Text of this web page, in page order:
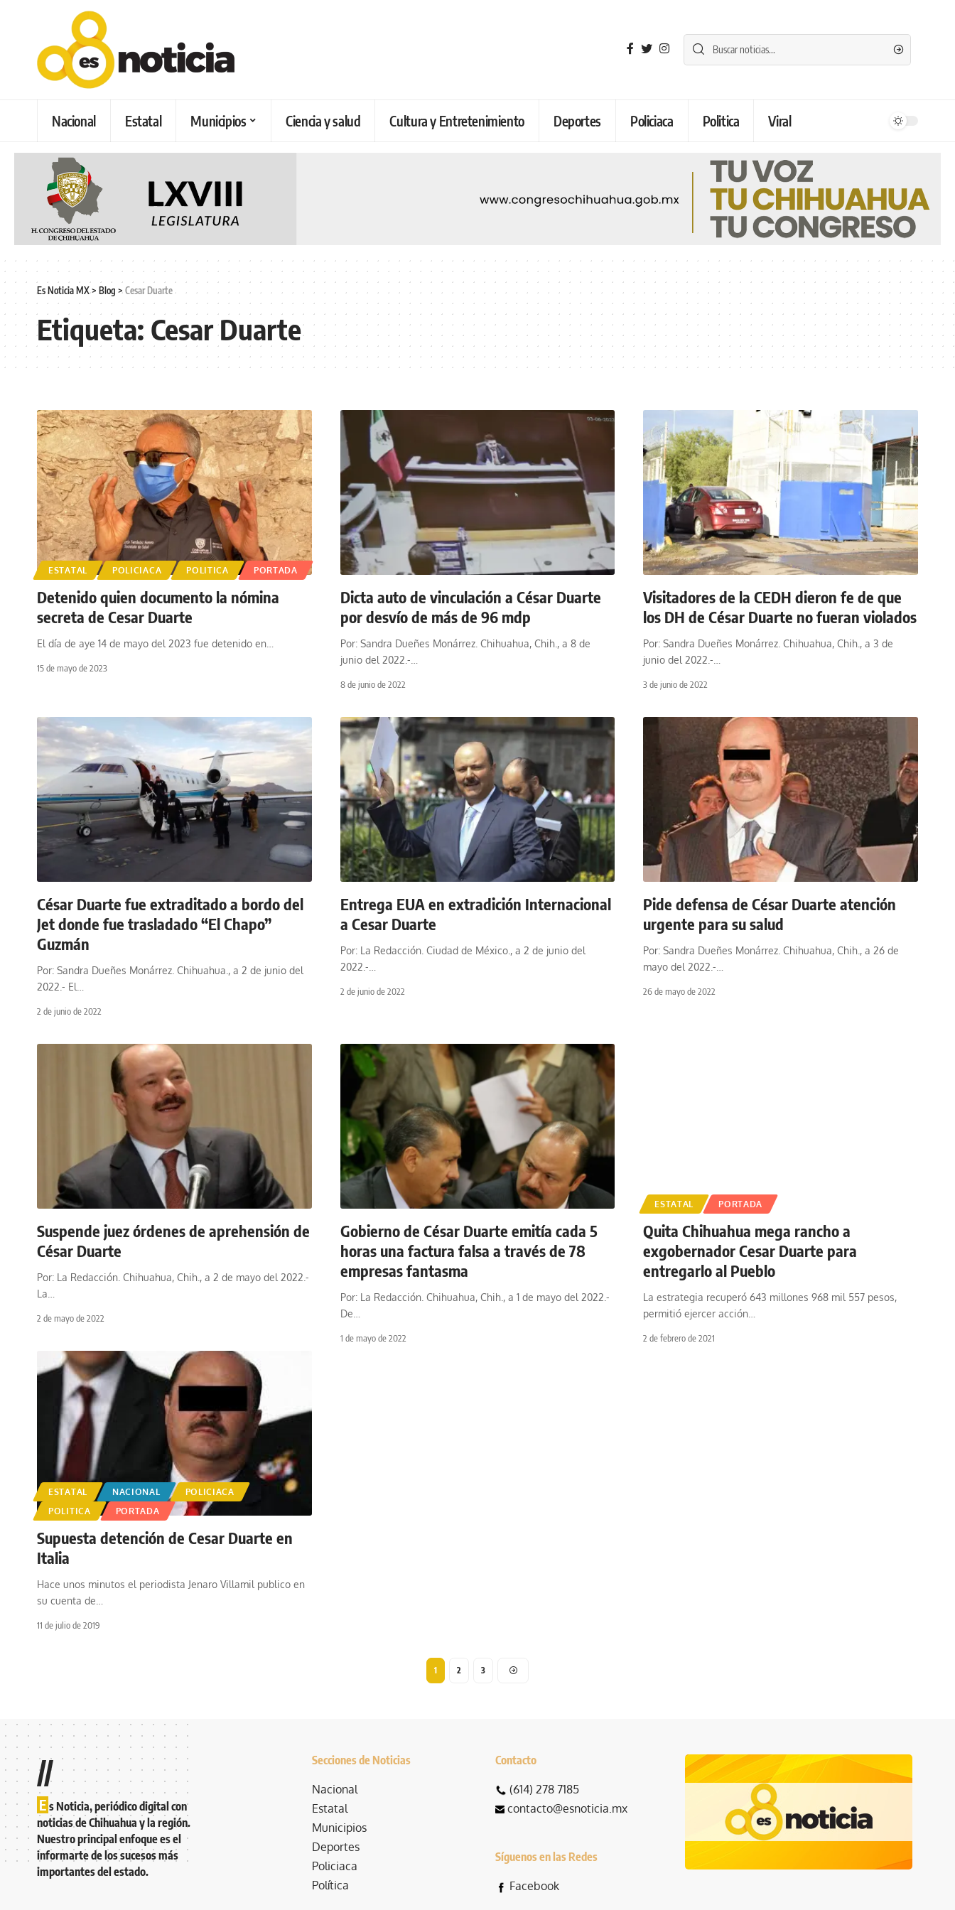
Nacional Estatal Municipios Ciencia y salud Cultura y Entretenimiento Deportes Policiaca Politica Viral
Es Noticia MX> Blog >Cesar Duarte
Etiqueta: Cesar Duarte
ESTATAL POLICIACA POLITICA PORTADA
Detenido quien documento la nómina
secreta de Cesar Duarte
El día de aye 14 de mayo del 2023 fue detenido en
15 de mayo de 2023
Dicta auto de vinculación a César Duarte
por desvío de más de 96 mdp
Por: Sandra Dueñes Monárrez. Chihuahua, Chih., a 8 de
junio del 2022.-
8 de junio de 2022
Visitadores de la CEDH dieron fe de que
los DH de César Duarte no fueran violados
Por: Sandra Dueñes Monárrez. Chihuahua, Chih., a 3 de
junio del 2022.-
3 de junio de 2022
César Duarte fue extraditado a bordo del
Jet donde fue trasladado “El Chapo”
Guzmán
Por: Sandra Dueñes Monárrez. Chihuahua., a 2 de junio del
2022.- El
2 de junio de 2022
Entrega EUA en extradición Internacional
a Cesar Duarte
Por: La Redacción. Ciudad de México., a 2 de junio del
2022.-
2 de junio de 2022
Pide defensa de César Duarte atención
urgente para su salud
Por: Sandra Dueñes Monárrez. Chihuahua, Chih., a 26 de
mayo del 2022.-
26 de mayo de 2022
Suspende juez órdenes de aprehensión de
César Duarte
Por: La Redacción. Chihuahua, Chih., a 2 de mayo del 2022.-
La
2 de mayo de 2022
Gobierno de César Duarte emitía cada 5
horas una factura falsa a través de 78
empresas fantasma
Por: La Redacción. Chihuahua, Chih., a 1 de mayo del 2022.-
De
1 de mayo de 2022
ESTATAL PORTADA
Quita Chihuahua mega rancho a
exgobernador Cesar Duarte para
entregarlo al Pueblo
La estrategia recuperó 643 millones 968 mil 557 pesos,
permitió ejercer acción
2 de febrero de 2021
ESTATAL NACIONAL
POLICIACA
POLITICA
PORTADA
Supuesta detención de Cesar Duarte en
Italia
Hace unos minutos el periodista Jenaro Villamil publico en
su cuenta de
11 de julio de 2019
1 2 3
//
E s Noticia, periódico digital con
noticias de Chihuahua y la región.
Nuestro principal enfoque es el
informarte de los sucesos más
importantes del estado.
Secciones de Noticias
Nacional
Estatal
Municipios
Deportes
Policiaca
Política
Contacto
(614) 278 7185
contacto@esnoticia.mx
Síguenos en las Redes
Facebook